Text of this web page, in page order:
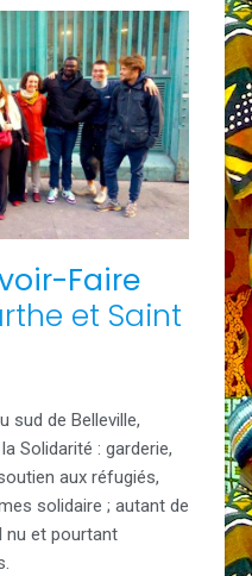
Faire
et Saint
sud de Belleville,
Solidarité : garderie,
aux réfugiés,
solidaire ; autant de
nu et pourtant